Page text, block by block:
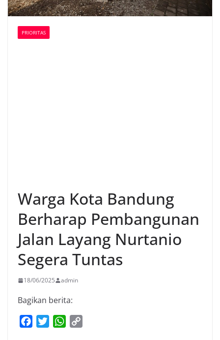
PRIORITAS
Warga Kota Bandung
Berharap Pembangunan
Jalan Layang Nurtanio
Segera Tuntas
18/06/2025 admin
Bagikan berita:
W